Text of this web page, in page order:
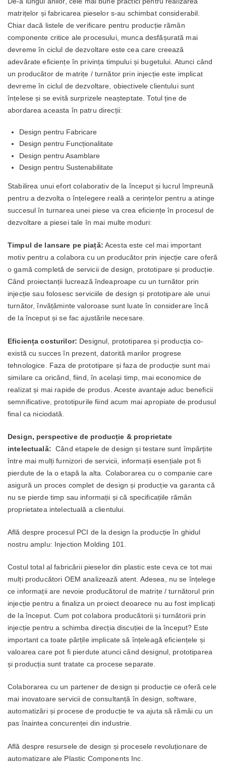
matrițelor și fabricarea pieselor s-au schimbat considerabil.
Chiar dacă listele de verificare pentru producție rămân
componente critice ale procesului, munca desfășurată mai
devreme în ciclul de dezvoltare este cea care creează
adevărate eficiențe în privința timpului și bugetului. Atunci când
un producător de matrițe / turnător prin injecție este implicat
devreme în ciclul de dezvoltare, obiectivele clientului sunt
înțelese și se evită surprizele neașteptate. Totul ține de
abordarea aceasta în patru direcții:
Design pentru Fabricare
Design pentru Funcționalitate
Design pentru Asamblare
Design pentru Sustenabilitate
Stabilirea unui efort colaborativ de la început și lucrul împreună
pentru a dezvolta o înțelegere reală a cerințelor pentru a atinge
succesul în turnarea unei piese va crea eficiențe în procesul de
dezvoltare a piesei tale în mai multe moduri:
Timpul de lansare pe piață: Acesta este cel mai important
motiv pentru a colabora cu un producător prin injecție care oferă
o gamă completă de servicii de design, prototipare și producție.
Când proiectanții lucrează îndeaproape cu un turnător prin
injecție sau folosesc serviciile de design și prototipare ale unui
turnător, învățăminte valoroase sunt luate în considerare încă
de la început și se fac ajustările necesare.
Eficiența costurilor: Designul, prototiparea și producția co-
există cu succes în prezent, datorită marilor progrese
tehnologice. Faza de prototipare și faza de producție sunt mai
similare ca oricând, fiind, în același timp, mai economice de
realizat și mai rapide de produs. Aceste avantaje aduc beneficii
semnificative, prototipurile fiind acum mai apropiate de produsul
final ca niciodată.
Design, perspective de producție & proprietate
intelectuală:Când etapele de design și testare sunt împărțite
între mai mulți furnizori de servicii, informații esențiale pot fi
pierdute de la o etapă la alta. Colaborarea cu o companie care
asigură un proces complet de design și producție va garanta că
nu se pierde timp sau informații și că specificațiile rămân
proprietatea intelectuală a clientului.
Află despre procesul PCI de la design la producție în ghidul
nostru amplu: Injection Molding 101.
Costul total al fabricării pieselor din plastic este ceva ce tot mai
mulți producători OEM analizează atent. Adesea, nu se înțelege
ce informații are nevoie producătorul de matrițe / turnătorul prin
injecție pentru a finaliza un proiect deoarece nu au fost implicați
de la început. Cum pot colabora producătorii și turnătorii prin
injecție pentru a schimba direcția discuției de la început? Este
important ca toate părțile implicate să înțeleagă eficiențele și
valoarea care pot fi pierdute atunci când designul, prototiparea
și producția sunt tratate ca procese separate.
Colaborarea cu un partener de design și producție ce oferă cele
mai inovatoare servicii de consultanță în design, software,
automatizări și procese de producție te va ajuta să rămâi cu un
pas înaintea concurenței din industrie.
Află despre resursele de design și procesele revoluționare de
automatizare ale Plastic Components Inc.